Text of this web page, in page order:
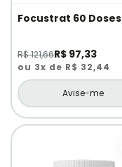
Focustrat 60 Doses
R$ 121,66R$ 97,33
ou 3x de R$ 32,44
Avise-me